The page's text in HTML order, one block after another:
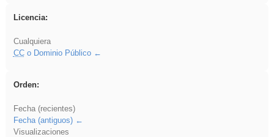
Licencia:
Cualquiera
CCo Dominio Público
Orden:
Fecha (recientes)
Fecha (antiguos)
Visualizaciones